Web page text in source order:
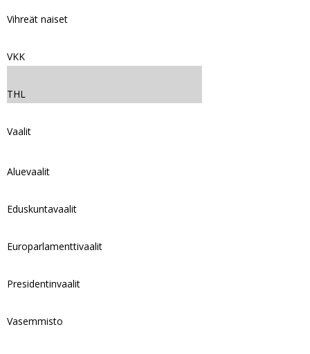
Vihreät naiset
VKK
THL
Vaalit
Aluevaalit
Eduskuntavaalit
Europarlamenttivaalit
Presidentinvaalit
Vasemmisto